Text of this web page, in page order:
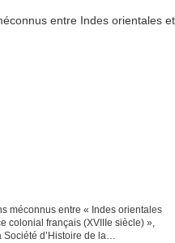
méconnus entre « Indes orientales
colonial français (XVIIIe siècle) »,
d’Histoire de la